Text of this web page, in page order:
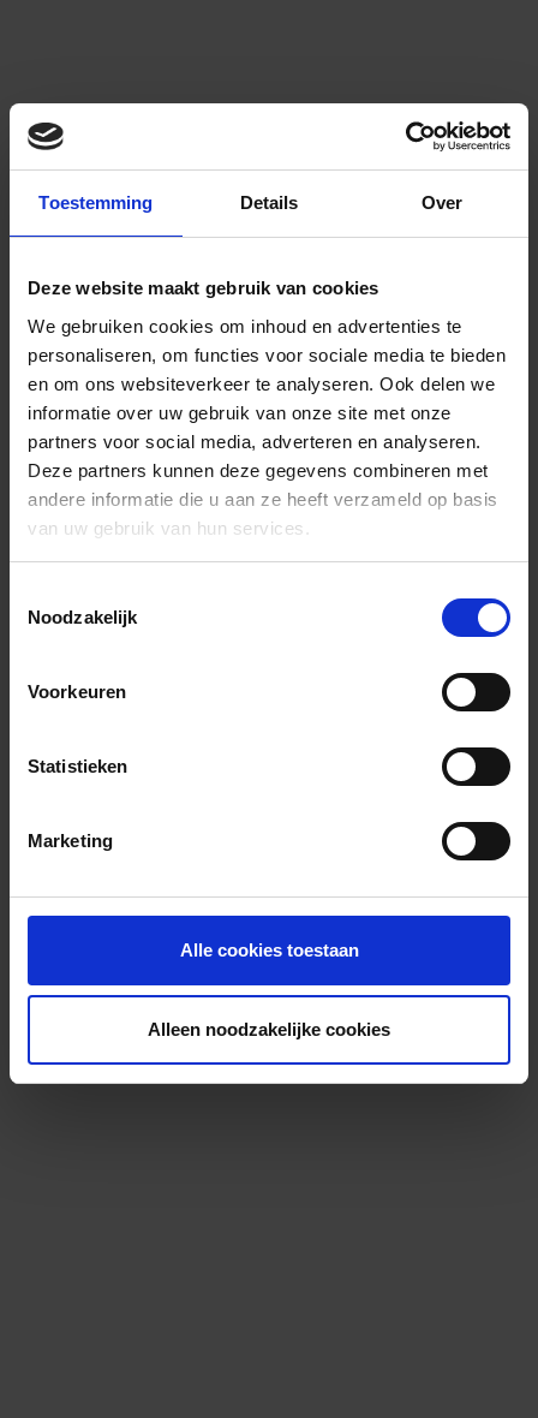
Toestemming Details Over
Deze website maakt gebruik van cookies
We gebruiken cookies om inhoud en advertenties te
personaliseren, om functies voor sociale media te bieden
en om ons websiteverkeer te analyseren. Ook delen we
informatie over uw gebruik van onze site met onze
partners voor social media, adverteren en analyseren.
Deze partners kunnen deze gegevens combineren met
andere informatie die u aan ze heeft verzameld op basis
van uw gebruik van hun services.
Noodzakelijk
Voorkeuren
Statistieken
Marketing
Alle cookies toestaan
Alleen noodzakelijke cookies